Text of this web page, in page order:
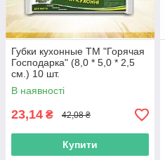
Губки кухонные ТМ "Горячая
Господарка" (8,0 * 5,0 * 2,5
см.) 10 шт.
В наявності
23,14 ₴ 42,08 ₴
Купити